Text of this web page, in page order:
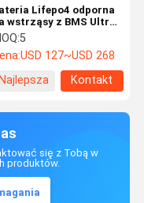
Lifepo4 odporna
wstrząsy z BMS Ultra
Self Discharge Rate
5
USD 127~USD 268
Najlepsza
Kontakt
się z Tobą w
produktów.